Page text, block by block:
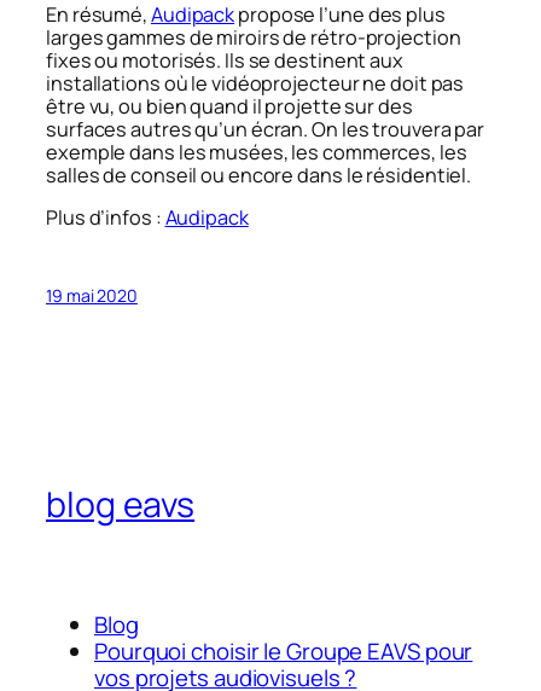
En résumé,Audipackpropose l’une des plus
larges gammes de miroirs de rétro-projection
fixes ou motorisés. Ils se destinent aux
installations où le vidéoprojecteur ne doit pas
être vu, ou bien quand il projette sur des
surfaces autres qu’un écran. On les trouvera par
exemple dans les musées, les commerces, les
salles de conseil ou encore dans le résidentiel.
Plus d’infos :Audipack
19 mai 2020
blog eavs
Blog
Pourquoi choisir le Groupe EAVS pour
vos projets audiovisuels ?